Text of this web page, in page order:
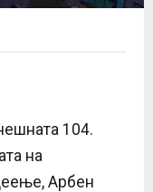
104.
на
Арбен